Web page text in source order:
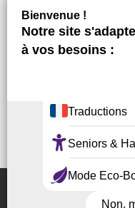
Numéros d’urgence
Offres d’emploi
Marchés publics
Ce site utilise des cookies